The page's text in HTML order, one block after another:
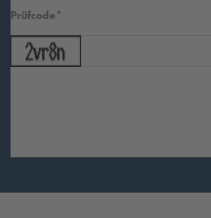
Prüfcode